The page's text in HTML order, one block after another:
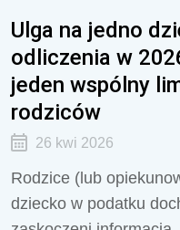
Ulga na jedno
odliczenia w
jeden wspólny
rodziców
26 kwi 2026
Rodzice (lub
dziecko w podatku